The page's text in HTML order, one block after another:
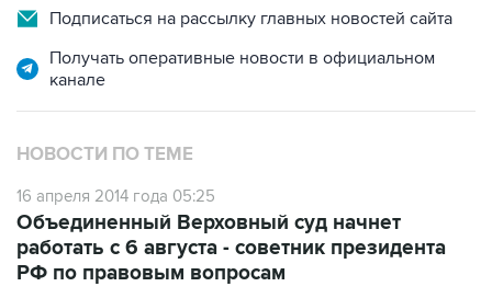
Получать оперативные новости в официальном
НОВОСТИ ПО ТЕМЕ
16 апреля 2014 года 05:25
работать с 6 августа - советник президента
РФ по правовым вопросам
11 апреля 2014 года 15:42